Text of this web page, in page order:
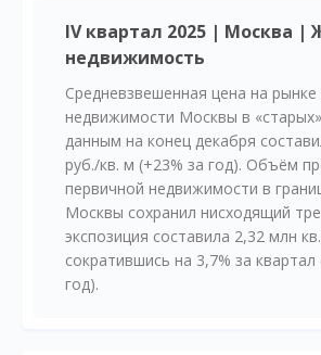
IV квартал 2025 | Москва |
недвижимость
Средневзвешенная цена на рынке
недвижимости Москвы в
данным на конец декабря
руб./кв. м (+23% за год). Объём
первичной недвижимости в
Москвы сохранил нисходящий
экспозиция составила 2,32 млн
сократившись на 3,7% за квартал
год).